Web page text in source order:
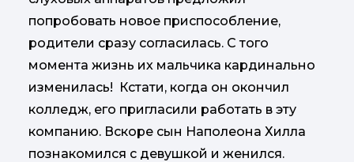
попробовать новое приспособление,
родители сразу согласилась. С того
момента жизнь их мальчика кардинально
изменилась! Кстати, когда он окончил
колледж, его пригласили работать в эту
компанию. Вскоре сын Наполеона Хилла
познакомился с девушкой и женился.